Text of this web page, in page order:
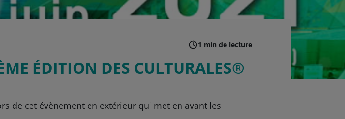
1 min de lecture
ÉDITION DES CULTURALES®
de cet évènement en extérieur qui met en avant les